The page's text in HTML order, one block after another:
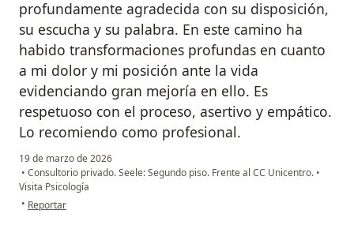
profundamente agradecida con su disposición,
su escucha y su palabra. En este camino ha
habido transformaciones profundas en cuanto
a mi dolor y mi posición ante la vida
evidenciando gran mejoría en ello. Es
respetuoso con el proceso, asertivo y empático.
Lo recomiendo como profesional.
19 de marzo de 2026
• Consultorio privado. Seele: Segundo piso. Frente al CC Unicentro. •
Visita Psicología
• en opinión del usuario Luisa Fernanda Cardona
Reportar